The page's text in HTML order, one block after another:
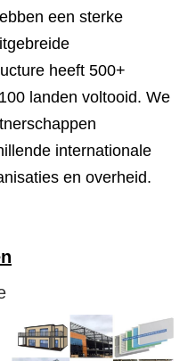
een sterke
heeft 500+
landen voltooid. We
internationale
en overheid.